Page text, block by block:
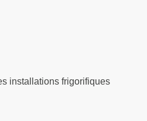
installations frigorifiques